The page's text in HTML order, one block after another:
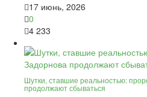
17 июнь, 2026
0
4 233
Шутки, ставшие реальностью:
продолжают сбываться